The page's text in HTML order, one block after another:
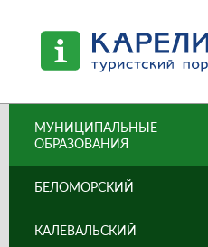
МУНИЦИПАЛЬНЫЕ
ОБРАЗОВАНИЯ
БЕЛОМОРСКИЙ
КАЛЕВАЛЬСКИЙ